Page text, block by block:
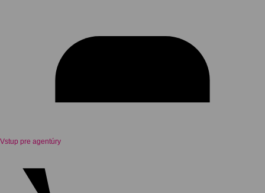
Vstup pre agentúry